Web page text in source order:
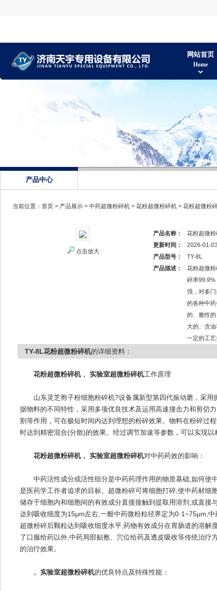
网站首页
Home
产品中心
当前位置： 首页 > 产品展示 > 中药超微粉碎机 > 花粉超微粉碎机 > 花粉超微粉
点击放大
产品名称：
花粉超微
更新时间：
2026-01-
产品型号：
TY-8L
产品描述：
花粉超微
碎率99.9%
强，对多
的各种中
的、脆性
大的、含
一定的工
TY-8L花粉超微粉碎机的详细资料：
花粉超微粉碎机 、实验室超微粉碎机工作原理
山东灵芝孢子粉细胞粉碎机?设备属新型第四代振动磨，采用
据物料的不同特性，采用多项优良技术及运用高速撞击力和剪切
割等作用，可在极短时间内达到理想的粉碎效果。物料在粉碎过
时达到精密混合(分散)的效果。经过调节加速等参数，可以实现
花粉超微粉碎机 、实验室超微粉碎机对中药药效的影响：
中药活性成分或活性组分是中药药理作用的物质基础,如何使
是医药学工作者追求的目标。超微粉碎可将细胞打碎,使中药材
储存于细胞内和细胞间的有效成分直接接触到提取用溶剂,或直
达到吸收细度为15μm左右,一般中药微粉粒径界定为0·1~75μm,
超微粉碎后颗粒达到吸收细度水平,药物有效成分在胃肠道的溶
了口服给药以外,中药局部贴敷、穴位给药及透皮吸收等传统治
的治疗效果。
、实验室超微粉碎机的优良特点及特殊性能：